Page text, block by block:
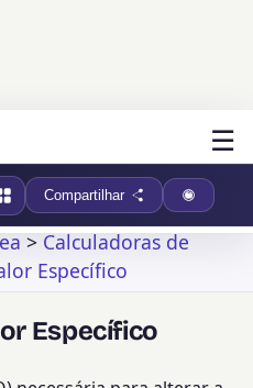
☰
Compartilhar
>Calculadoras de
Específico
Específico